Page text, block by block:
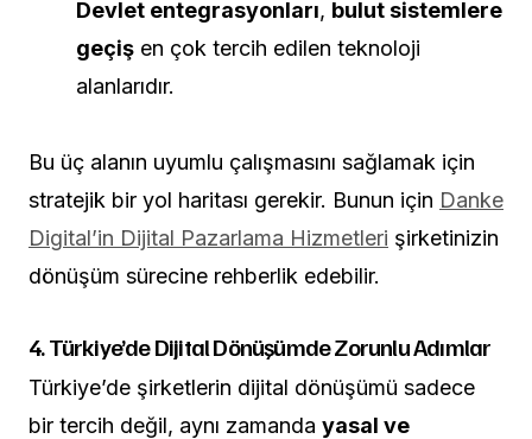
Devlet entegrasyonları, bulut sistemlere
geçiş en çok tercih edilen teknoloji
alanlarıdır.
Bu üç alanın uyumlu çalışmasını sağlamak için
stratejik bir yol haritası gerekir. Bunun için Danke
Digital’in Dijital Pazarlama Hizmetleri şirketinizin
dönüşüm sürecine rehberlik edebilir.
4. Türkiye’de Dijital Dönüşümde Zorunlu Adımlar
Türkiye’de şirketlerin dijital dönüşümü sadece
bir tercih değil, aynı zamanda yasal ve